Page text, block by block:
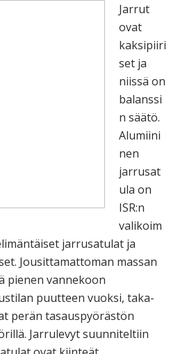
Jarrut
ovat
kaksipiiri
set ja
niissä on
balanssi
n säätö.
Alumiini
nen
jarrusat
ula on
ISR:n
valikoim
jarrusatulat ja
Jousittamattoman massan
pienen vannekoon
puutteen vuoksi, taka-
perän tasauspyörästön
Jarrulevyt suunniteltiin